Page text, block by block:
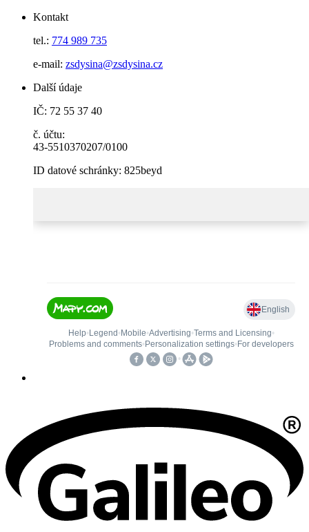
Kontakt
tel.: 774 989 735
e-mail: zsdysina@zsdysina.cz
Další údaje
IČ: 72 55 37 40
č. účtu:
43-5510370207/0100
ID datové schránky: 825beyd